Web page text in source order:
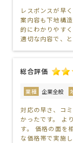
レスポンスが早
案内容も下地構
的にわかりやす
適切な内容で、
総合評価
業種 企業全般
対応の早さ、コ
かったです。 よ
す。 価格の面を
な価格帯で実施